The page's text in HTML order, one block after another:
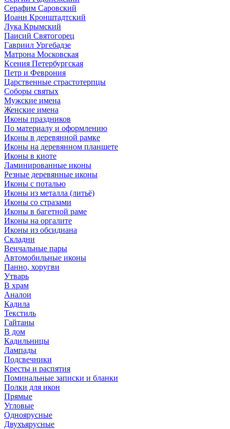
Серафим Саровский
Иоанн Кронштадтский
Лука Крымский
Паисий Святогорец
Гавриил Ургебадзе
Матрона Московская
Ксения Петербургская
Петр и Феврония
Царственные страстотерпцы
Соборы святых
Мужские имена
Женские имена
Иконы праздников
По материалу и оформлению
Иконы в деревянной рамке
Иконы на деревянном планшете
Иконы в киоте
Ламинированные иконы
Резные деревянные иконы
Иконы с поталью
Иконы из металла (литьё)
Иконы со стразами
Иконы в багетной раме
Иконы на оргалите
Иконы из обсидиана
Складни
Венчальные пары
Автомобильные иконы
Панно, хоругви
Утварь
В храм
Аналои
Кадила
Текстиль
Гайтаны
В дом
Кадильницы
Лампады
Подсвечники
Кресты и распятия
Поминальные записки и бланки
Полки для икон
Прямые
Угловые
Одноярусные
Двухъярусные